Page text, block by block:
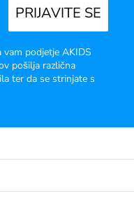
PRIJAVITE SE
vam podjetje AKIDS
pošilja različna
ter da se strinjate s